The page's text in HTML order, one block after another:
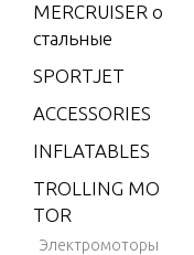
MERCRUISER о
стальные
SPORTJET
ACCESSORIES
INFLATABLES
TROLLING MO
TOR
Электромоторы